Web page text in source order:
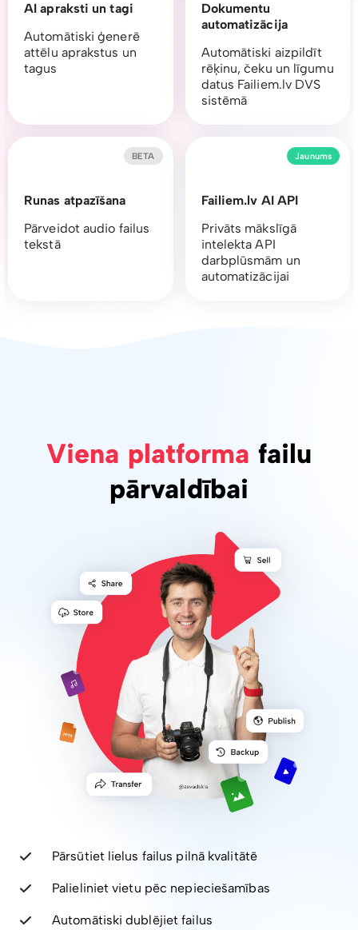
AI apraksti un tagi
Automātiski ģenerē
attēlu aprakstus un
tagus
Dokumentu
automatizācija
Automātiski aizpildīt
rēķinu, čeku un līgumu
datus Failiem.lv DVS
sistēmā
Runas atpazīšana
Pārveidot audio failus
tekstā
BETA
Failiem.lv AI API
Privāts mākslīgā
intelekta API
darbplūsmām un
automatizācijai
Jaunums
Viena platforma failu
pārvaldībai
Pārsūtiet lielus failus pilnā kvalitātē
Palieliniet vietu pēc nepieciešamības
Automātiski dublējiet failus